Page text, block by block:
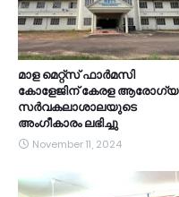
മാള മെറ്റ്സ് ഫാർമസി
കോളേജിന് കേരള ആരോഗ്യ
സർവകലാശാലയുടെ
അംഗീകാരം ലഭിച്ചു
November 11, 2024